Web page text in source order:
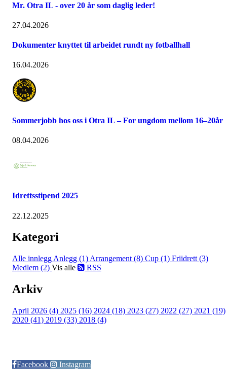
Mr. Otra IL - over 20 år som daglig leder!
27.04.2026
Dokumenter knyttet til arbeidet rundt ny fotballhall
16.04.2026
Sommerjobb hos oss i Otra IL – For ungdom mellom 16–20år
08.04.2026
Idrettsstipend 2025
22.12.2025
Kategori
Alle innlegg Anlegg (1) Arrangement (8) Cup (1) Friidrett (3)
Medlem (2) Vis alle RSS
Arkiv
April 2026 (4) 2025 (16) 2024 (18) 2023 (27) 2022 (27) 2021 (19)
2020 (41) 2019 (33) 2018 (4)
Facebook
Instagram